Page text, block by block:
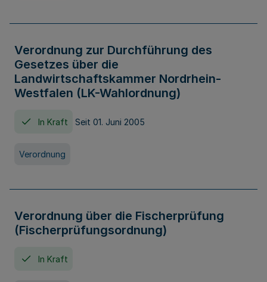
Verordnung zur Durchführung des
Gesetzes über die
Landwirtschaftskammer Nordrhein-
Westfalen (LK-Wahlordnung)
In Kraft Seit 01. Juni 2005
Verordnung
Verordnung über die Fischerprüfung
(Fischerprüfungsordnung)
In Kraft